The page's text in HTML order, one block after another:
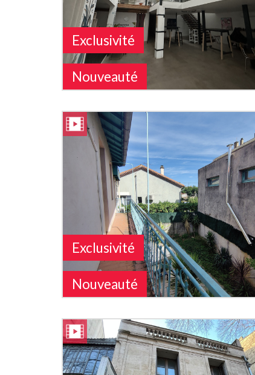
Exclusivité
Nouveauté
Exclusivité
Nouveauté